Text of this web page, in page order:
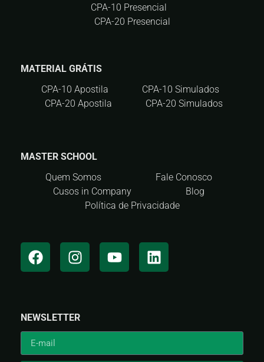
CPA-10 Presencial
CPA-20 Presencial
MATERIAL GRÁTIS
CPA-10 Apostila
CPA-10 Simulados
CPA-20 Apostila
CPA-20 Simulados
MASTER SCHOOL
Quem Somos
Fale Conosco
Cusos in Company
Blog
Política de Privacidade
NEWSLETTER